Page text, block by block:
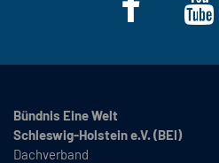
Bündnis Eine Welt
Schleswig-Holstein e.V. (BEI)
Dachverband